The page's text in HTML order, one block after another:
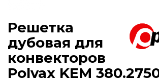
Решетка
дубовая для
конвекторов
Рolvax KEM